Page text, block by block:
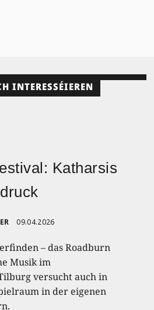
INTERESSÉIEREN
Katharsis
09.04.2026
– das Roadburn
Musik im
versucht auch in
in der eigenen